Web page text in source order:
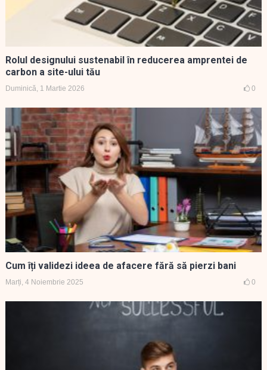
Rolul designului sustenabil în reducerea amprentei de
carbon a site-ului tău
Duminică, 1 Martie 2026 0
Cum îți validezi ideea de afacere fără să pierzi bani
Marți, 4 Noiembrie 2025 0